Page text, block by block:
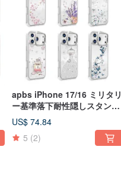
apbs iPhone 17/16 ミリタリ
ー基準落下耐性隠しスタンド
付きクリスタルデコレーショ
ンスマホケース - 複数デザイ
ン選択可能6
US$ 74.84
5 (2)